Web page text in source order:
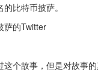
比特币披萨。
萨的Twitter
这个故事，但是对故事